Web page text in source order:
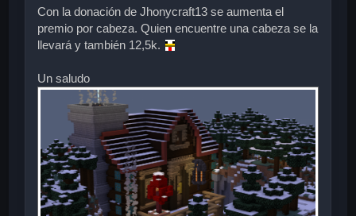
Con la donación de Jhonycraft13 se aumenta el
premio por cabeza. Quien encuentre una cabeza se la
llevará y también 12,5k.
Un saludo